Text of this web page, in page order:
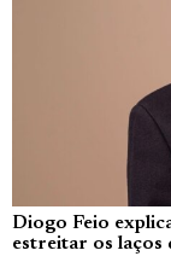
Diogo Feio
estreitar os laços